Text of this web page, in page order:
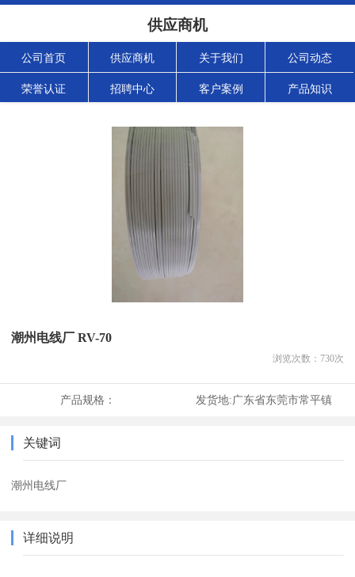
供应商机
公司首页 供应商机 关于我们 公司动态
荣誉认证 招聘中心 客户案例 产品知识
潮州电线厂 RV-70
浏览次数： 730次
产品规格： 发货地:广东省东莞市常平镇
关键词
潮州电线厂
详细说明